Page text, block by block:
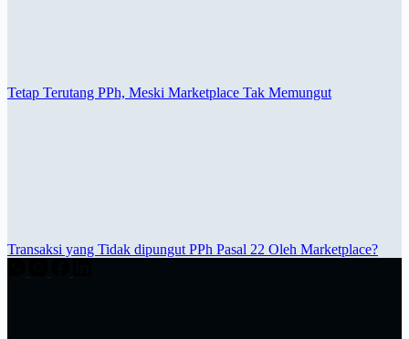
Tetap Terutang PPh, Meski Marketplace Tak Memungut
Transaksi yang Tidak dipungut PPh Pasal 22 Oleh Marketplace?